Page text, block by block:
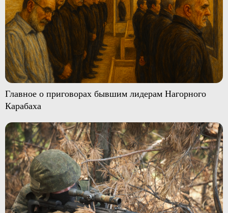
Главное о приговорах бывшим лидерам Нагорного
Карабаха